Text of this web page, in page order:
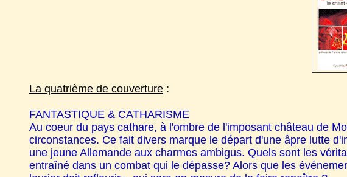
La quatrième de couverture :
FANTASTIQUE & CATHARISME
Au coeur du pays cathare, à l'ombre de l'imposant château de
circonstances. Ce fait divers marque le départ d'une âpre lutte
une jeune Allemande aux charmes ambigus. Quels sont les
entraîné dans un combat qui le dépasse? Alors que les